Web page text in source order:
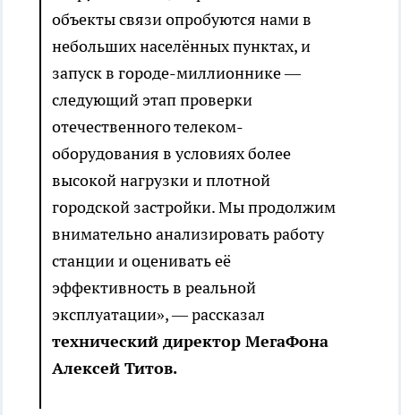
объекты связи опробуются нами в
небольших населённых пунктах, и
запуск в городе-миллионнике —
следующий этап проверки
отечественного телеком-
оборудования в условиях более
высокой нагрузки и плотной
городской застройки. Мы продолжим
внимательно анализировать работу
станции и оценивать её
эффективность в реальной
эксплуатации», — рассказал
технический директор МегаФона
Алексей Титов.